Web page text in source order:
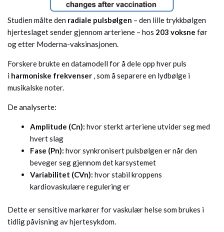
Studien målte den radiale pulsbølgen – den lille trykkbølgen
hjerteslaget sender gjennom arteriene – hos 203 voksne før
og etter Moderna-vaksinasjonen.
Forskere brukte en datamodell for å dele opp hver puls
i harmoniske frekvenser , som å separere en lydbølge i
musikalske noter.
De analyserte:
Amplitude (Cn): hvor sterkt arteriene utvider seg med
hvert slag
Fase (Pn): hvor synkronisert pulsbølgen er når den
beveger seg gjennom det karsystemet
Variabilitet (CVn): hvor stabil kroppens
kardiovaskulære regulering er
Dette er sensitive markører for vaskulær helse som brukes i
tidlig påvisning av hjertesykdom.